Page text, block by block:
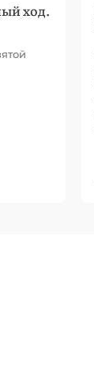
ход.